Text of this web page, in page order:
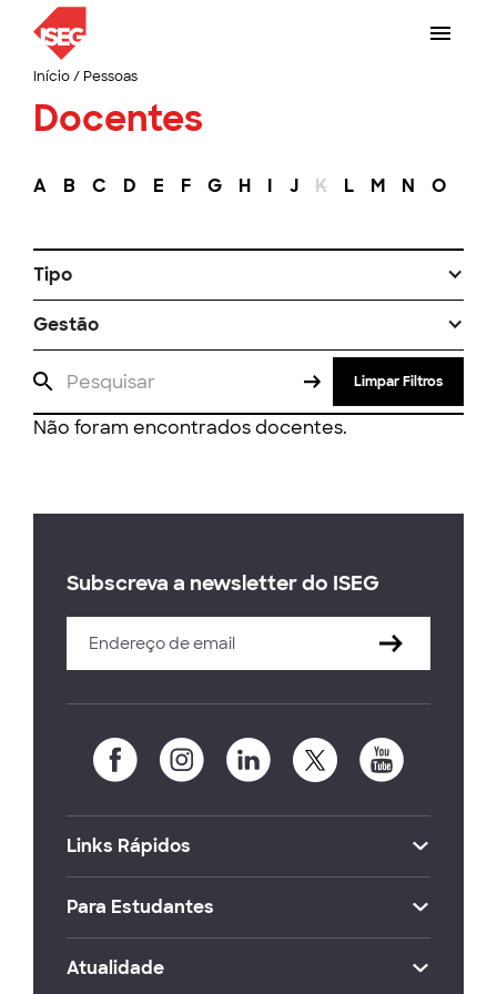
Início/ Pessoas
Docentes
A B C D E F G H I J K L M N O
Tipo
Gestão
Limpar Filtros
Não foram encontrados docentes.
Subscreva a newsletter do ISEG
Links Rápidos
Para Estudantes
Atualidade